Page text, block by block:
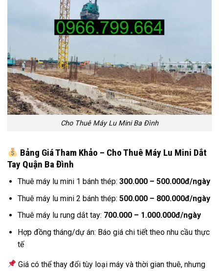
Cho Thuê Máy Lu Mini Ba Đình
Bảng Giá Tham Khảo – Cho Thuê Máy Lu Mini Dắt
Tay Quận Ba Đình
Thuê máy lu mini 1 bánh thép: 300.000 – 500.000đ/ngày
Thuê máy lu mini 2 bánh thép: 500.000 – 800.000đ/ngày
Thuê máy lu rung dắt tay: 700.000 – 1.000.000đ/ngày
Hợp đồng tháng/dự án: Báo giá chi tiết theo nhu cầu thực
tế
Giá có thể thay đổi tùy loại máy và thời gian thuê, nhưng